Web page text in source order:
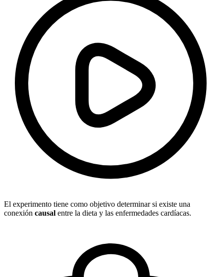
El experimento tiene como objetivo determinar si existe una
conexión causal entre la dieta y las enfermedades cardíacas.